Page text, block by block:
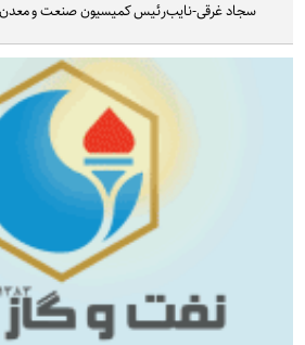
سجاد غرقی-نایب‌رئیس کمیسیون صنعت و معدن